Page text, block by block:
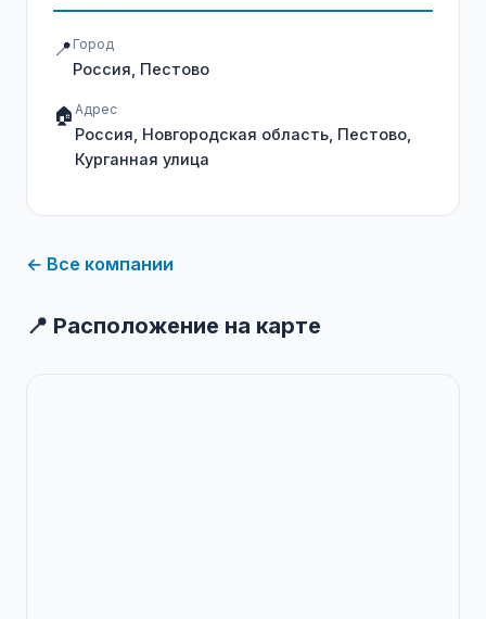
📍 Город
Россия, Пестово
🏠 Адрес
Россия, Новгородская область, Пестово,
Курганная улица
← Все компании
📍 Расположение на карте